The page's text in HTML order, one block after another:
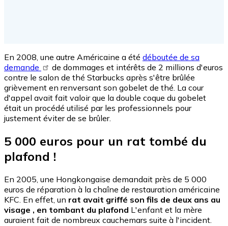
En 2008, une autre Américaine a été déboutée de sa
demande
de dommages et intérêts de 2 millions d'euros
contre le salon de thé Starbucks après s'être brûlée
grièvement en renversant son gobelet de thé. La cour
d'appel avait fait valoir que la double coque du gobelet
était un procédé utilisé par les professionnels pour
justement éviter de se brûler.
5 000 euros pour un rat tombé du
plafond !
En 2005, une Hongkongaise demandait près de 5 000
euros de réparation à la chaîne de restauration américaine
KFC. En effet, un rat avait griffé son fils de deux ans au
visage , en tombant du plafond L'enfant et la mère
auraient fait de nombreux cauchemars suite à l'incident.